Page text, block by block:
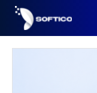
Skip
content